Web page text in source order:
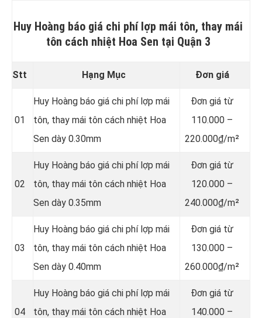
Huy Hoàng báo giá chi phí lợp mái tôn, thay mái
tôn cách nhiệt Hoa Sen tại Quận 3
Stt Hạng Mục Đơn giá
01
Huy Hoàng báo giá chi phí lợp mái
tôn, thay mái tôn cách nhiệt Hoa
Sen dày 0.30mm
Đơn giá từ
110.000 –
220.000₫/m²
02
Huy Hoàng báo giá chi phí lợp mái
tôn, thay mái tôn cách nhiệt Hoa
Sen dày 0.35mm
Đơn giá từ
120.000 –
240.000₫/m²
03
Huy Hoàng báo giá chi phí lợp mái
tôn, thay mái tôn cách nhiệt Hoa
Sen dày 0.40mm
Đơn giá từ
130.000 –
260.000₫/m²
04
Huy Hoàng báo giá chi phí lợp mái
tôn, thay mái tôn cách nhiệt Hoa
Đơn giá từ
140.000 –